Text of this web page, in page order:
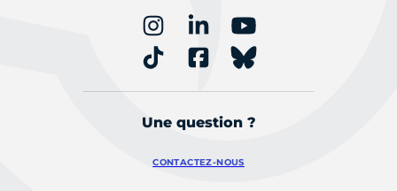
Une question ?
CONTACTEZ-NOUS